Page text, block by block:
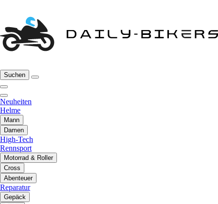
Suchen
Neuheiten
Helme
Mann
Damen
High-Tech
Rennsport
Motorrad & Roller
Cross
Abenteuer
Reparatur
Gepäck